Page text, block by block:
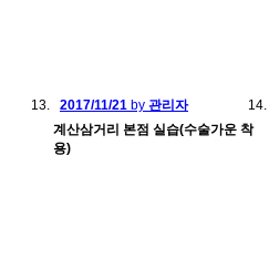
2017/11/21 by 관리자
계산삼거리 본점 실습(수술가운 착
용)